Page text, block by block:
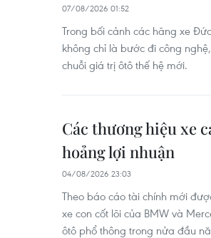
07/08/2026 01:52
Trong bối cảnh các hãng xe
không chỉ là bước đi công
chuỗi giá trị ôtô thế hệ mới.
Các thương hiệu xe
hoảng lợi nhuận
04/08/2026 23:03
Theo báo cáo tài chính mới
xe con cốt lõi của BMW và
ôtô phổ thông trong nửa đầu